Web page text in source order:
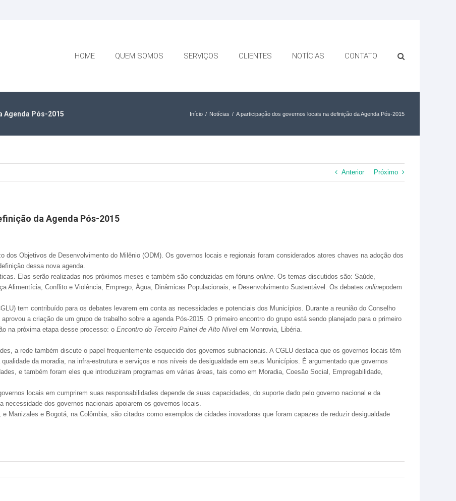
HOME QUEM SOMOS SERVIÇOS CLIENTES NOTÍCIAS CONTATO
Agenda Pós-2015 Início / Notícias / A participação dos governos locais na definição da Agenda Pós-2015
Anterior Próximo
da Agenda Pós-2015
dos Objetivos de Desenvolvimento do Milênio (ODM). Os governos locais e regionais foram considerados atores chaves na adoção dos
dessa nova agenda.
Elas serão realizadas nos próximos meses e também são conduzidas em fóruns online. Os temas discutidos são: Saúde,
Alimentícia, Conflito e Violência, Emprego, Água, Dinâmicas Populacionais, e Desenvolvimento Sustentável. Os debates onlinepodem
tem contribuído para os debates levarem em conta as necessidades e potenciais dos Municípios. Durante a reunião do Conselho
a criação de um grupo de trabalho sobre a agenda Pós-2015. O primeiro encontro do grupo está sendo planejado para o primeiro
na próxima etapa desse processo: o Encontro do Terceiro Painel de Alto Nível em Monrovia, Libéria.
a rede também discute o papel frequentemente esquecido dos governos subnacionais. A CGLU destaca que os governos locais têm
da moradia, na infra-estrutura e serviços e nos níveis de desigualdade em seus Municípios. É argumentado que governos
e também foram eles que introduziram programas em várias áreas, tais como em Moradia, Coesão Social, Empregabilidade,
locais em cumprirem suas responsabilidades depende de suas capacidades, do suporte dado pelo governo nacional e da
dos governos nacionais apoiarem os governos locais.
Manizales e Bogotá, na Colômbia, são citados como exemplos de cidades inovadoras que foram capazes de reduzir desigualdade